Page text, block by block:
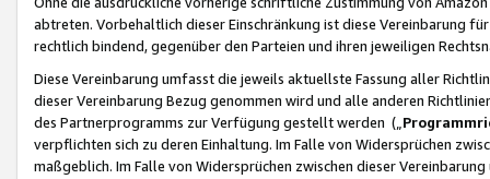
abtreten. Vorbehaltlich dieser Einschränkung ist diese Vereinbarung
rechtlich bindend, gegenüber den Parteien und ihren jeweiligen
Diese Vereinbarung umfasst die jeweils aktuellste Fassung aller
dieser Vereinbarung Bezug genommen wird und alle anderen
des Partnerprogramms zur Verfügung gestellt werden („
verpflichten sich zu deren Einhaltung. Im Falle von Widersprüchen
maßgeblich. Im Falle von Widersprüchen zwischen dieser